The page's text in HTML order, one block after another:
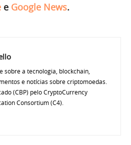
e Google News.
sobre a tecnologia, blockchain,
e notícias sobre criptomoedas.
(CBP) pelo CryptoCurrency
Consortium (C4).